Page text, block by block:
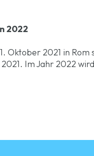
2022
Oktober 2021 in Rom
Im Jahr 2022